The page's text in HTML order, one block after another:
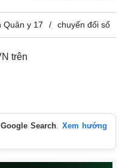
Quân y 17 chuyển đổi số
trên
Google Search
Xem hướng